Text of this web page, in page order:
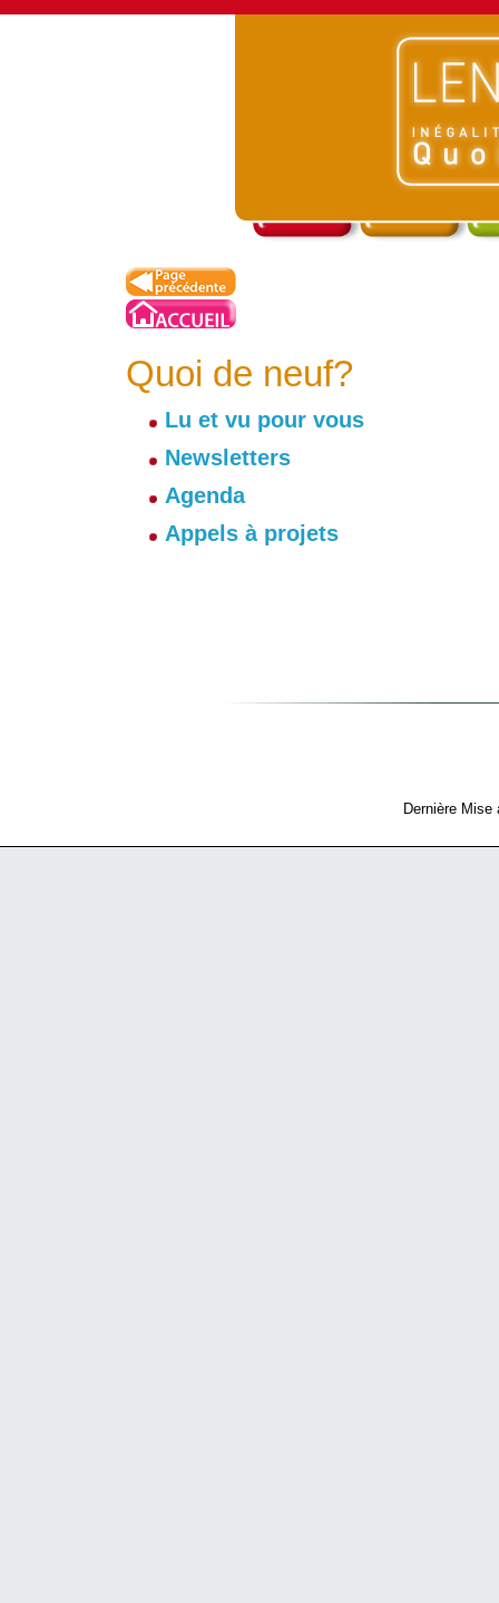
Quoi de neuf?
Lu et vu pour vous
Newsletters
Agenda
Appels à projets
Dernière